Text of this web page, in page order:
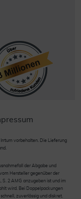
vorbehalten. Die Lieferung
der Abgabe und
Hersteller gegenüber der
S. 2 AMG anzugeben ist und im
wird. Bei Doppelpackungen
zuverlässig und diskret.